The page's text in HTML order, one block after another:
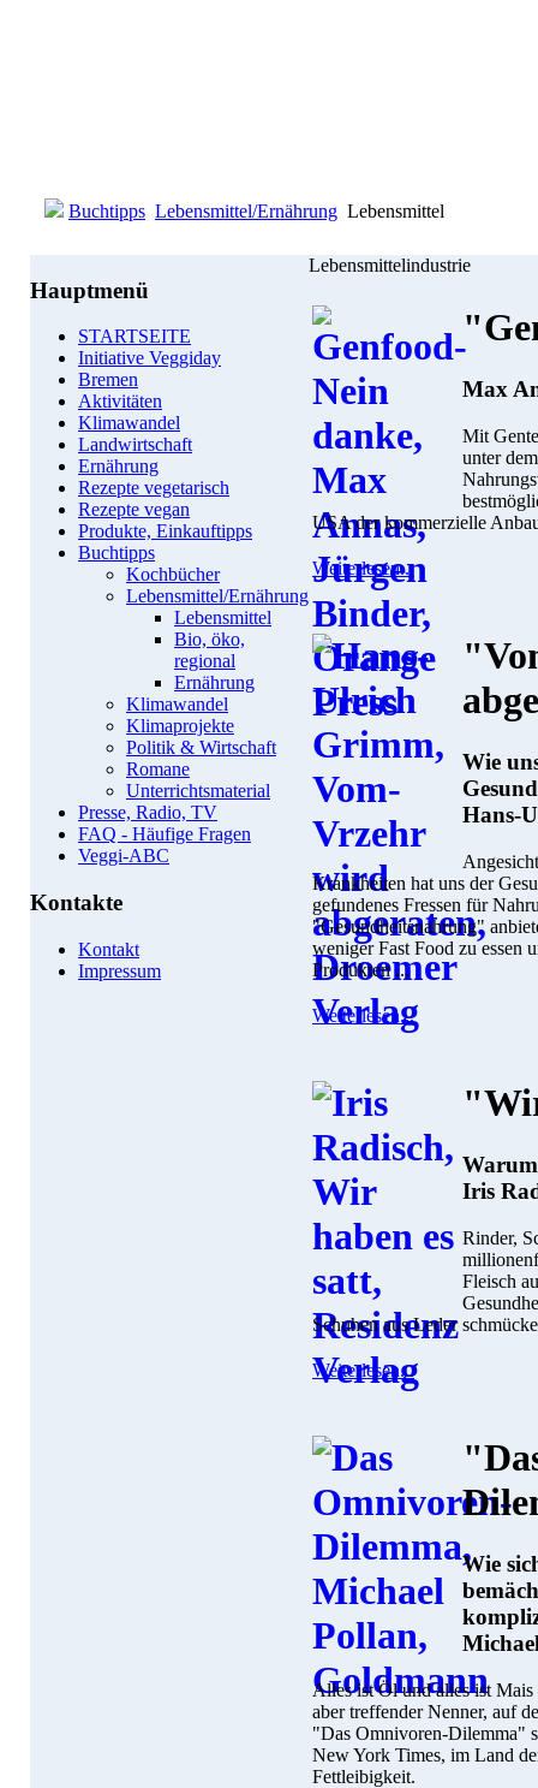
Buchtipps Lebensmittel/Ernährung Lebensmittel
Hauptmenü
STARTSEITE
Initiative Veggiday
Bremen
Aktivitäten
Klimawandel
Landwirtschaft
Ernährung
Rezepte vegetarisch
Rezepte vegan
Produkte, Einkauftipps
Buchtipps
Kochbücher
Lebensmittel/Ernährung
Lebensmittel
Bio, öko,
regional
Ernährung
Klimawandel
Klimaprojekte
Politik & Wirtschaft
Romane
Unterrichtsmaterial
Presse, Radio, TV
FAQ - Häufige Fragen
Veggi-ABC
Kontakte
Kontakt
Impressum
Lebensmittelindustrie
Max
Mit
unter
USA der kommerzielle
Weiterlesen...
Wie
Hans-
Krankheiten hat uns der
gefundenes Fressen für
"Gesundheitsnahrung"
weniger Fast Food zu essen
Produkten ...
Weiterlesen...
Iris
Rinder,
Fleisch
Schuhen aus Leder
Weiterlesen...
Wie
Alles ist Öl und alles ist
aber treffender Nenner, auf
"Das Omnivoren-Dilemma"
New York Times, im Land
Fettleibigkeit.